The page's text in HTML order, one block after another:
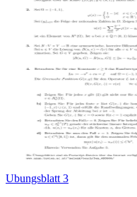
Ubungsblatt 3